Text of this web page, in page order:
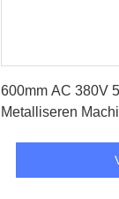
600mm AC 380V
Metalliseren